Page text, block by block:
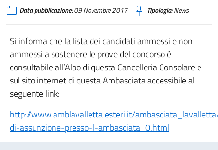
Data pubblicazione:09 Novembre 2017 Tipologia:News
Si informa che la lista dei candidati ammessi e non
ammessi a sostenere le prove del concorso è
consultabile all’Albo di questa Cancelleria Consolare e
sul sito internet di questa Ambasciata accessibile al
seguente link:
http://www.amblavalletta.esteri.it/
di-assunzione-presso-l-ambasciata_0.html